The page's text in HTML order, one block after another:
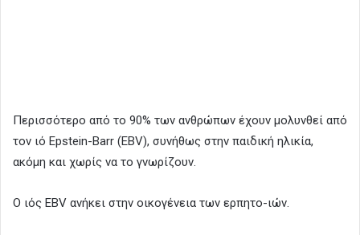
Περισσότερο από το 90% των ανθρώπων έχουν μολυνθεί από
τον ιό Epstein-Barr (EBV), συνήθως στην παιδική ηλικία,
ακόμη και χωρίς να το γνωρίζουν.
Ο ιός EBV ανήκει στην οικογένεια των ερπητο-ιών.